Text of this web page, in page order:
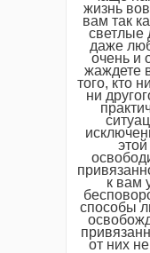
жизнь
вам так
светлые
даже
очень и
жаждете
того, кто
ни
к вам
способы
от них